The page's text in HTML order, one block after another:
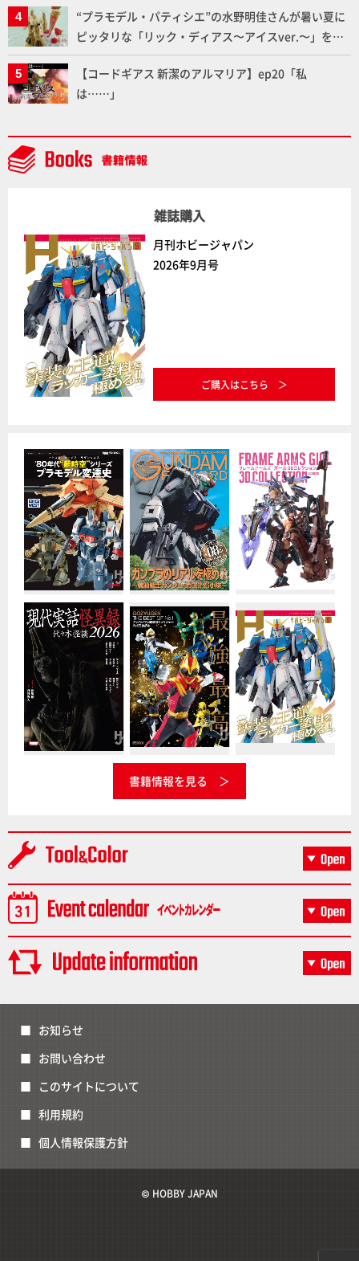
“プラモデル・パティシエ”の水野明佳さんが暑い夏に
ピッタリな「リック・ディアス〜アイスver.〜」を製
作【ガンダムフォワード Vol.11抜粋】
【コードギアス 新潔のアルマリア】ep20「私
は……」
雑誌購入
月刊ホビージャパン
2026年9月号
ご購入はこちら
書籍情報を見る
お知らせ
お問い合わせ
このサイトについて
利用規約
個人情報保護方針
© HOBBY JAPAN